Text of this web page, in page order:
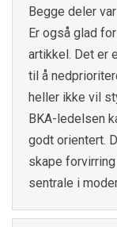
Begge deler
Er også glad
artikkel. Det er
til å
heller ikke vil
BKA-ledelsen
godt orientert.
skape
sentrale i